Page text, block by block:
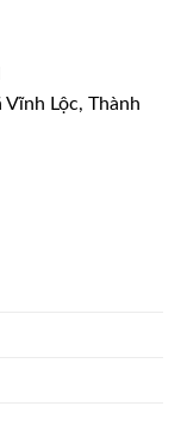
Lộc, Thành